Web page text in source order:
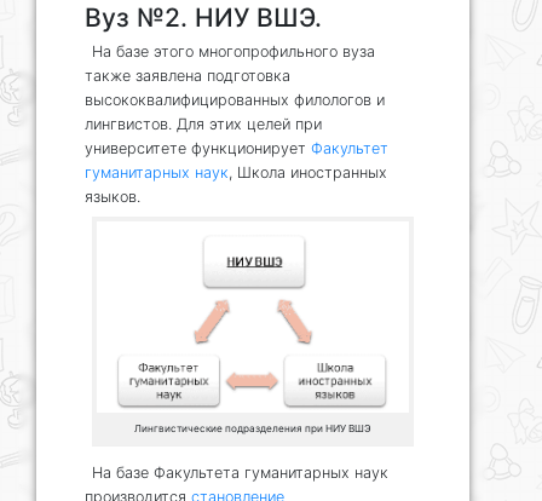
Вуз №2. НИУ ВШЭ.
На базе этого многопрофильного вуза
также заявлена подготовка
высококвалифицированных филологов и
лингвистов. Для этих целей при
университете функционирует Факультет
гуманитарных наук, Школа иностранных
языков.
Лингвистические подразделения при НИУ ВШЭ
На базе Факультета гуманитарных наук
производится становление